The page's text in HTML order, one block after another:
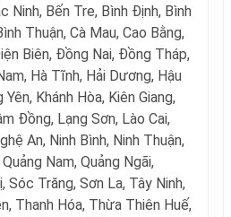
Ninh, Bến Tre, Bình Định, Bình
Thuận, Cà Mau, Cao Bằng,
Biên, Đồng Nai, Đồng Tháp,
Hà Tĩnh, Hải Dương, Hậu
Khánh Hòa, Kiên Giang,
Đồng, Lạng Sơn, Lào Cai,
An, Ninh Bình, Ninh Thuận,
Nam, Quảng Ngãi,
Sóc Trăng, Sơn La, Tây Ninh,
Thanh Hóa, Thừa Thiên Huế,